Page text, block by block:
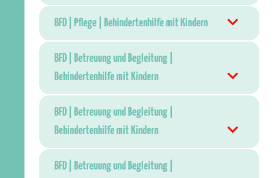
BFD | Pflege | Behindertenhilfe mit Kindern
BFD | Betreuung und Begleitung |
Behindertenhilfe mit Kindern
BFD | Betreuung und Begleitung |
Behindertenhilfe mit Kindern
BFD | Betreuung und Begleitung |